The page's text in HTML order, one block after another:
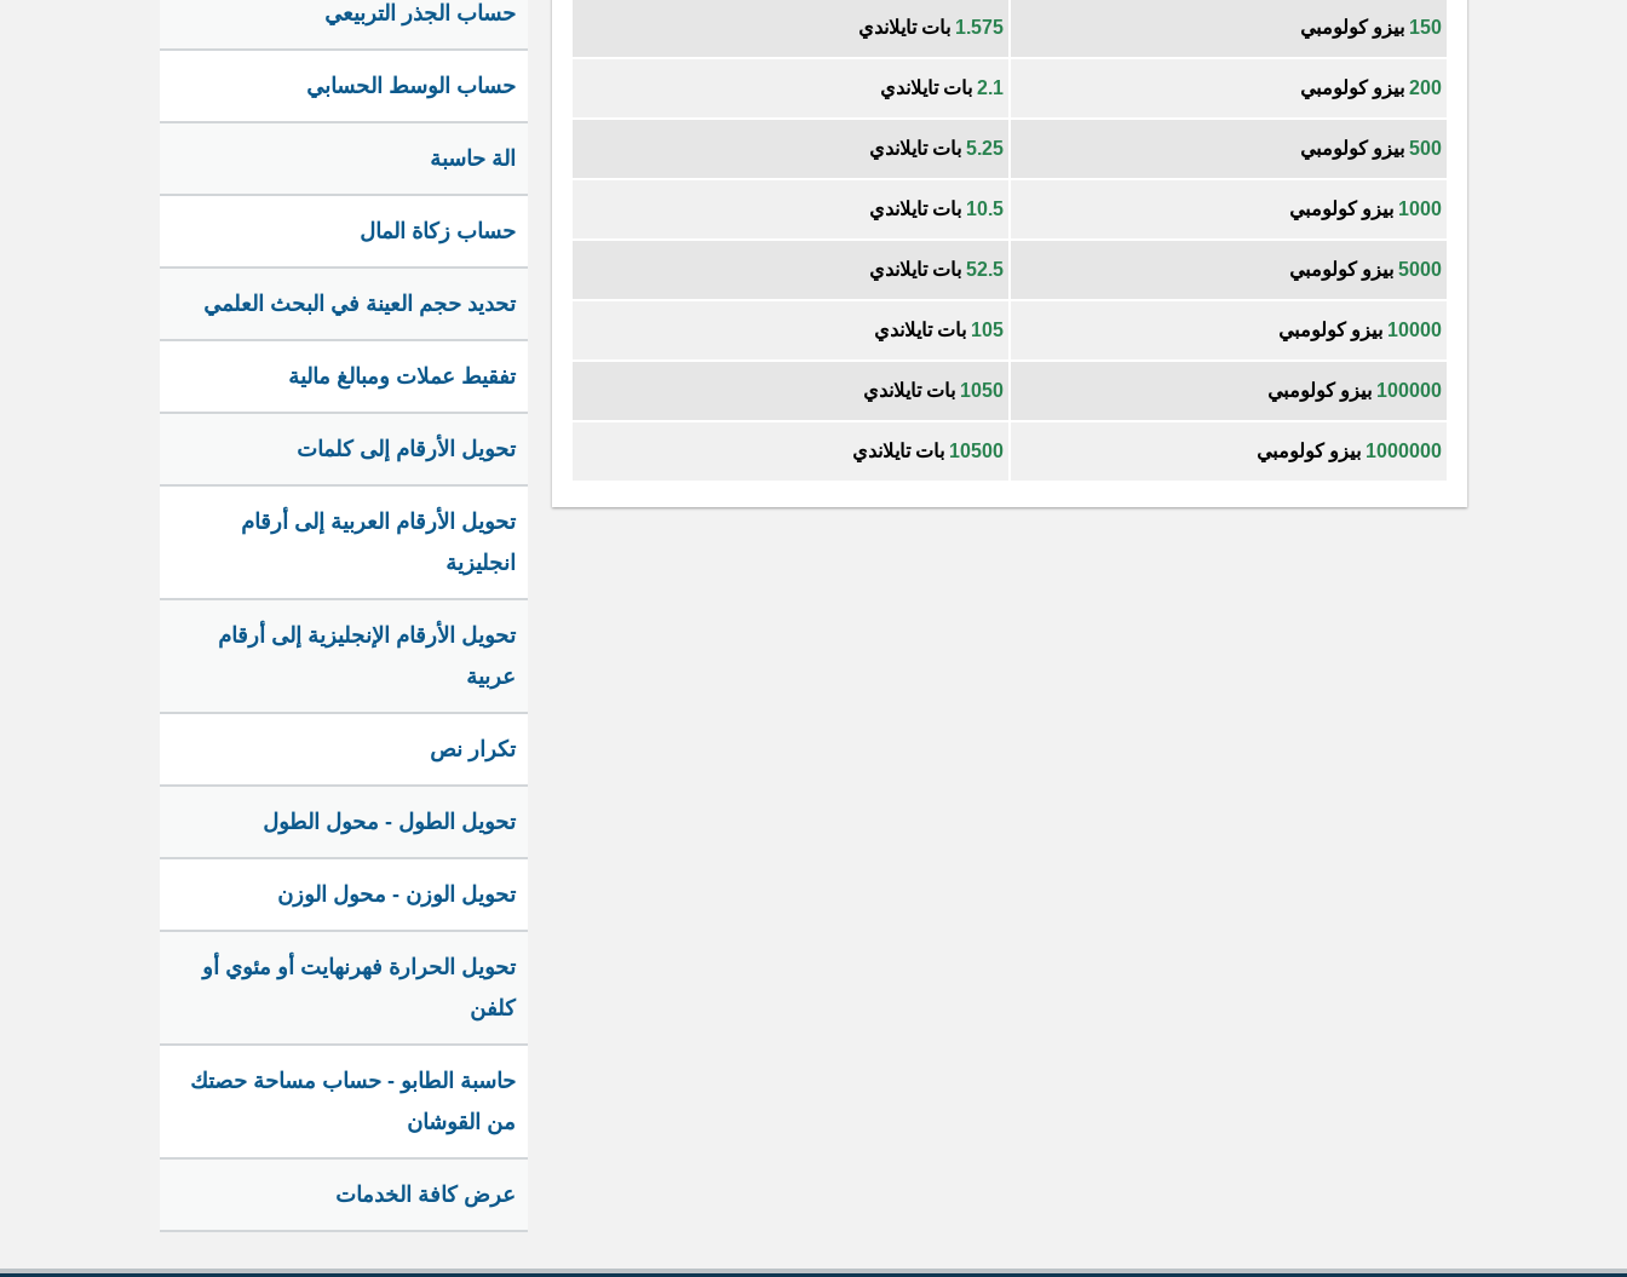
150 بيزو كولومبي 1.575 بات تايلاندي
200 بيزو كولومبي 2.1 بات تايلاندي
500 بيزو كولومبي 5.25 بات تايلاندي
1000 بيزو كولومبي 10.5 بات تايلاندي
5000 بيزو كولومبي 52.5 بات تايلاندي
10000 بيزو كولومبي 105 بات تايلاندي
100000 بيزو كولومبي 1050 بات تايلاندي
1000000 بيزو كولومبي 10500 بات تايلاندي
حساب الجذر التربيعي
حساب الوسط الحسابي
الة حاسبة
حساب زكاة المال
تحديد حجم العينة في البحث العلمي
تفقيط عملات ومبالغ مالية
تحويل الأرقام إلى كلمات
تحويل الأرقام العربية إلى أرقام
انجليزية
تحويل الأرقام الإنجليزية إلى أرقام
عربية
تكرار نص
تحويل الطول - محول الطول
تحويل الوزن - محول الوزن
تحويل الحرارة فهرنهايت أو مئوي أو
كلفن
حاسبة الطابو - حساب مساحة حصتك
من القوشان
عرض كافة الخدمات